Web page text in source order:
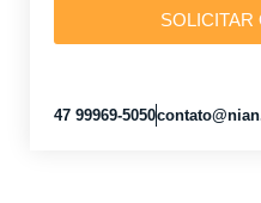
SOLICITAR
47 99969-5050